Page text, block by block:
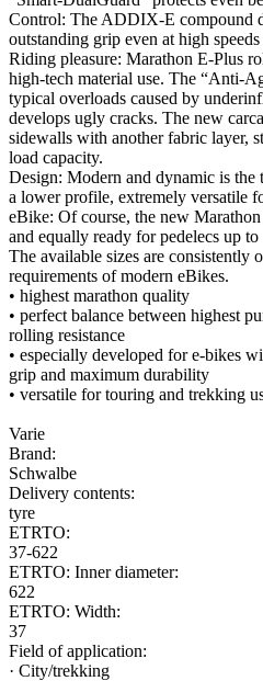
Control: The ADDIX-E compound
outstanding grip even at high
Riding pleasure: Marathon E-Plus
high-tech material use. The “Anti-
typical overloads caused by
develops ugly cracks. The new
sidewalls with another fabric layer,
load capacity.
Design: Modern and dynamic is the
a lower profile, extremely versatile
eBike: Of course, the new
and equally ready for pedelecs up
The available sizes are consistently
requirements of modern eBikes.
• highest marathon quality
• perfect balance between highest
rolling resistance
• especially developed for e-bikes
grip and maximum durability
• versatile for touring and trekking
Varie
Brand:
Schwalbe
Delivery contents:
tyre
ETRTO:
37-622
ETRTO: Inner diameter:
622
ETRTO: Width:
37
Field of application:
· City/trekking